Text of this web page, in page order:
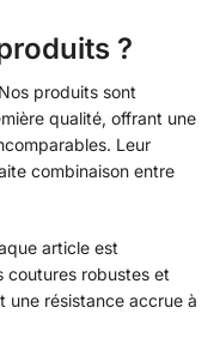
?
produits sont
qualité, offrant une
Leur
combinaison entre
article est
coutures robustes et
une résistance accrue à